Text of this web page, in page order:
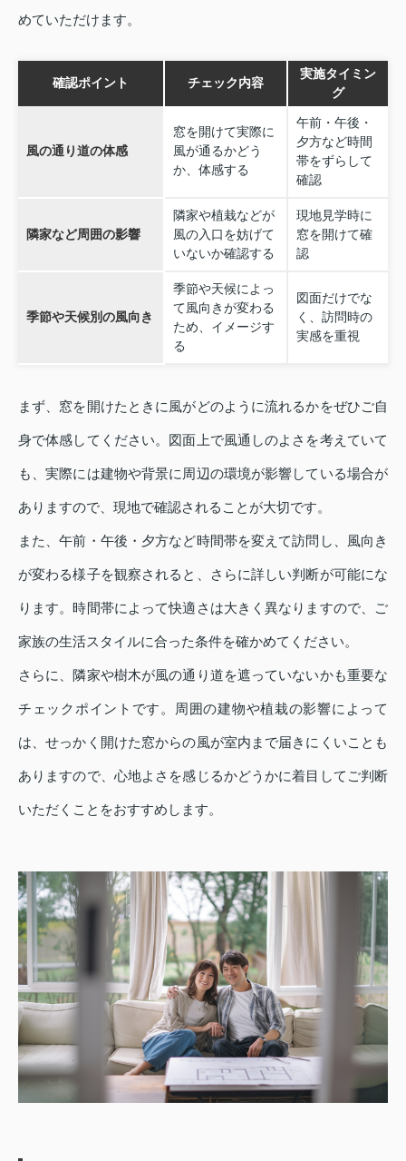
めていただけます。
確認ポイント チェック内容
実施タイミン
グ
風の通り道の体感
窓を開けて実際に
風が通るかどう
か、体感する
午前・午後・
夕方など時間
帯をずらして
確認
隣家など周囲の影響
隣家や植栽などが
風の入口を妨げて
いないか確認する
現地見学時に
窓を開けて確
認
季節や天候別の風向き
季節や天候によっ
て風向きが変わる
ため、イメージす
る
図面だけでな
く、訪問時の
実感を重視
まず、窓を開けたときに風がどのように流れるかをぜひご自
身で体感してください。図面上で風通しのよさを考えていて
も、実際には建物や背景に周辺の環境が影響している場合が
ありますので、現地で確認されることが大切です。
また、午前・午後・夕方など時間帯を変えて訪問し、風向き
が変わる様子を観察されると、さらに詳しい判断が可能にな
ります。時間帯によって快適さは大きく異なりますので、ご
家族の生活スタイルに合った条件を確かめてください。
さらに、隣家や樹木が風の通り道を遮っていないかも重要な
チェックポイントです。周囲の建物や植栽の影響によって
は、せっかく開けた窓からの風が室内まで届きにくいことも
ありますので、心地よさを感じるかどうかに着目してご判断
いただくことをおすすめします。